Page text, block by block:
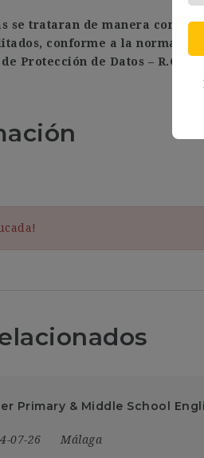
se trataran de manera
conforme a la
Protección de Datos – R.G.D.
Primary & Middle School
07-26 Málaga